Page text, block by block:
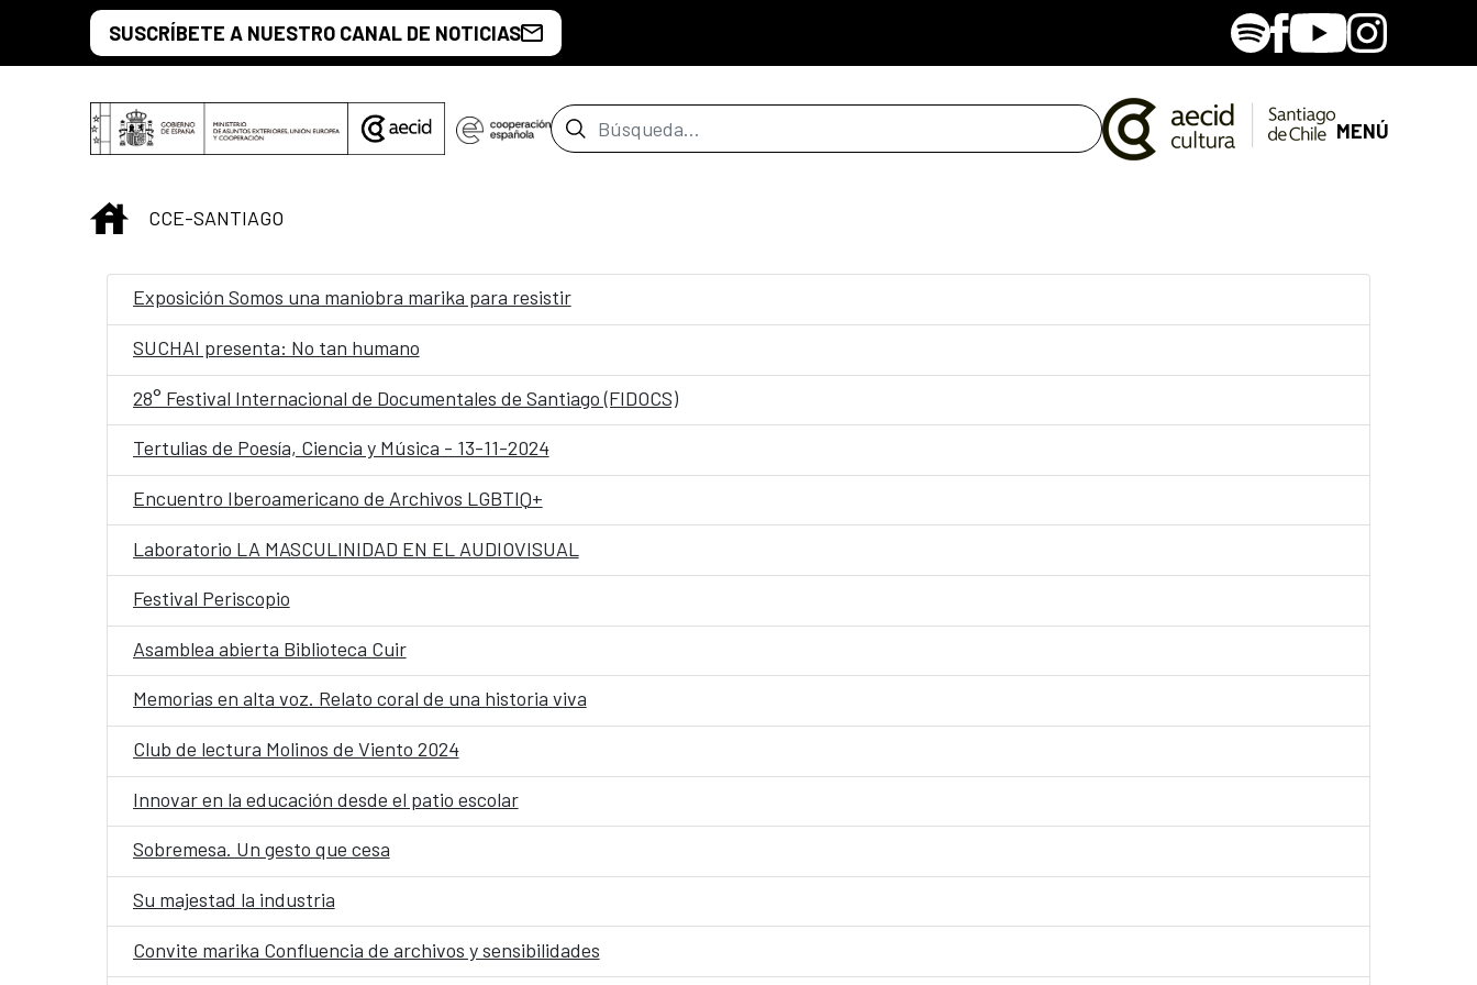
Saltar al contenido principal
SUSCRÍBETE A NUESTRO CANAL DE NOTICIAS SpotifyFacebook
YoutubeInstagram
Barra de búsqueda MENÚ
INICIO
CCE-SANTIAGO
Exposición Somos una maniobra marika para resistir
SUCHAI presenta: No tan humano
28° Festival Internacional de Documentales de Santiago (FIDOCS)
Tertulias de Poesía, Ciencia y Música - 13-11-2024
Encuentro Iberoamericano de Archivos LGBTIQ+
Laboratorio LA MASCULINIDAD EN EL AUDIOVISUAL
Festival Periscopio
Asamblea abierta Biblioteca Cuir
Memorias en alta voz. Relato coral de una historia viva
Club de lectura Molinos de Viento 2024
Innovar en la educación desde el patio escolar
Sobremesa. Un gesto que cesa
Su majestad la industria
Convite marika Confluencia de archivos y sensibilidades